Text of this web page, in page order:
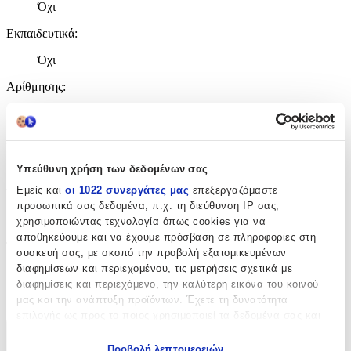
Υπεύθυνη χρήση των δεδομένων σας
Εμείς και οι 1022 συνεργάτες μας επεξεργαζόμαστε
προσωπικά σας δεδομένα, π.χ. τη διεύθυνση IP σας,
χρησιμοποιώντας τεχνολογία όπως cookies για να
αποθηκεύουμε και να έχουμε πρόσβαση σε πληροφορίες στη
συσκευή σας, με σκοπό την προβολή εξατομικευμένων
διαφημίσεων και περιεχομένου, τις μετρήσεις σχετικά με
διαφημίσεις και περιεχόμενο, την καλύτερη εικόνα του κοινού
μας και την ανάπτυξη προϊόντων. Έχετε τη δυνατότητα
Όχι
Εκπαιδευτικά:
Όχι
Αρίθμησης:
Κύβοι:
Όχι
Υλικό:
Ξύλινα
Τεμάχια:
50
τμχ